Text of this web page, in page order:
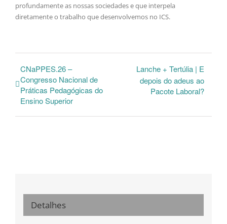
profundamente as nossas sociedades e que interpela
diretamente o trabalho que desenvolvemos no ICS.
CNaPPES.26 –
Congresso Nacional de
Práticas Pedagógicas do
Ensino Superior
Lanche + Tertúlia | E
depois do adeus ao
Pacote Laboral?
Detalhes